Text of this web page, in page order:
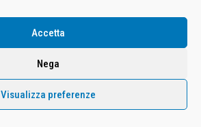
Accetta
Nega
Visualizza preferenze